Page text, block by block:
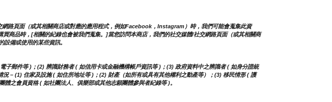
網路頁面（或其相關商店或對應的應用程式，例如Facebook，Instagram）時，我們可能會蒐集此資
買商品時，[相關的紀錄也會被我們蒐集。]當您訪問本商店，我們的社交媒體/社交網路頁面（或其相關商
備或使用的某些資訊。
郵件等 )；(2) 辨識財務者 ( 如信用卡或金融機構帳戶資訊等 )；(3) 政府資料中之辨識者 ( 如身分證統
– (1) 住家及設施 ( 如住所地址等 )；(2) 財產（如所有或具有其他權利之動產等）；(3) 移民情形 ( 護
之會員資格 ( 如社團法人、俱樂部或其他志願團體參與者紀錄等 )。